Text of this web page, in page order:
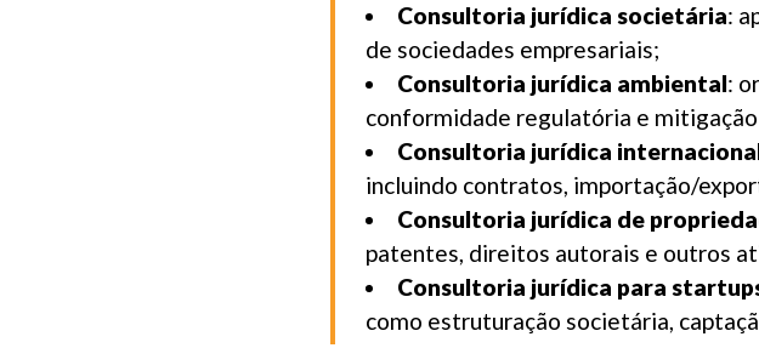
Consultoria jurídica societária:
de sociedades empresariais;
Consultoria jurídica ambiental:
conformidade regulatória e
Consultoria jurídica
incluindo contratos, importação/
Consultoria jurídica de
patentes, direitos autorais e outros
Consultoria jurídica para
como estruturação societária,